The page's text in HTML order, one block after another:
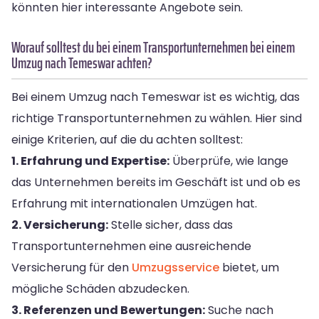
könnten hier interessante Angebote sein.
Worauf solltest du bei einem Transportunternehmen bei einem
Umzug nach Temeswar achten?
Bei einem Umzug nach Temeswar ist es wichtig, das
richtige Transportunternehmen zu wählen. Hier sind
einige Kriterien, auf die du achten solltest:
1. Erfahrung und Expertise: Überprüfe, wie lange
das Unternehmen bereits im Geschäft ist und ob es
Erfahrung mit internationalen Umzügen hat.
2. Versicherung:Stelle sicher, dass das
Transportunternehmen eine ausreichende
Versicherung für den Umzugsservice bietet, um
mögliche Schäden abzudecken.
3. Referenzen und Bewertungen:Suche nach